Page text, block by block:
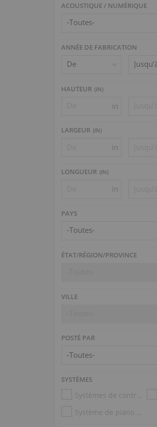
ACOUSTIQUE / NUMÉRIQUE
ANNÉE DE FABRICATION
HAUTEUR (IN)
in
LARGEUR (IN)
in
LONGUEUR (IN)
in
PAYS
-Toutes-
ÉTAT/RÉGION/PROVINCE
VILLE
POSTÉ PAR
SYSTÈMES
Systèmes de contrôle d’humidité
Système de piano mécanique (p.ex. Disklavier, PianoDisc)